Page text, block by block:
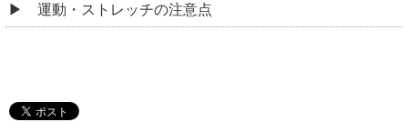
運動・ストレッチの注意点